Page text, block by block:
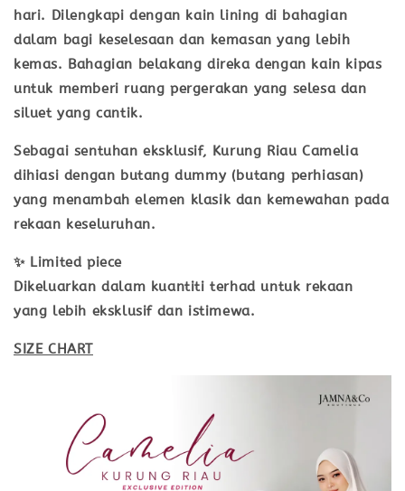
hari. Dilengkapi dengan kain lining di bahagian
dalam bagi keselesaan dan kemasan yang lebih
kemas. Bahagian belakang direka dengan kain kipas
untuk memberi ruang pergerakan yang selesa dan
siluet yang cantik.
Sebagai sentuhan eksklusif, Kurung Riau Camelia
dihiasi dengan butang dummy (butang perhiasan)
yang menambah elemen klasik dan kemewahan pada
rekaan keseluruhan.
✨ Limited piece
Dikeluarkan dalam kuantiti terhad untuk rekaan
yang lebih eksklusif dan istimewa.
SIZE CHART